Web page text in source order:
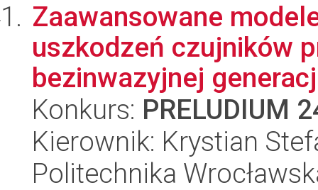
Zaawansowane
uszkodzeń czujników
bezinwazyjnej
Konkurs: PRELUDIUM
Kierownik: Krystian
Politechnika